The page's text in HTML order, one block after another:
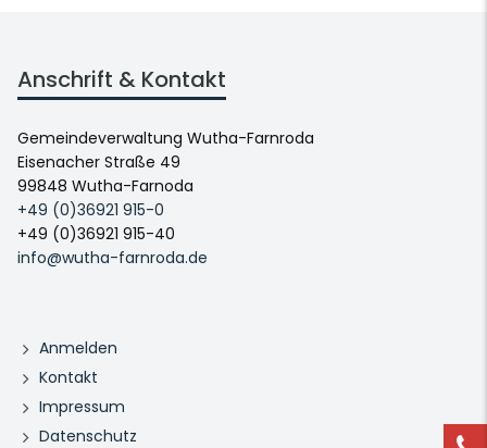
Anschrift & Kontakt
Gemeindeverwaltung Wutha-Farnroda
Eisenacher Straße 49
99848 Wutha-Farnoda
+49 (0)36921 915-0
+49 (0)36921 915-40
info@wutha-farnroda.de
Anmelden
Kontakt
Impressum
Datenschutz